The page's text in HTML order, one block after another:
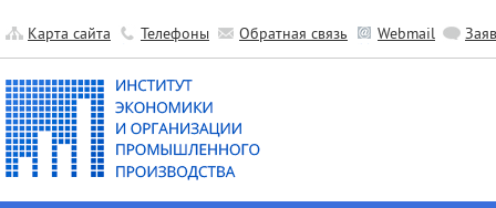
Карта сайта Телефоны Обратная связь Webmail